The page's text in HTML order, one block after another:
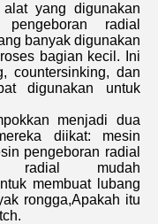
yang digunakan
radial
banyak digunakan
bagian kecil. Ini
countersinking, dan
digunakan untuk
menjadi dua
diikat: mesin
pengeboran radial
radial mudah
membuat lubang
rongga,Apakah itu